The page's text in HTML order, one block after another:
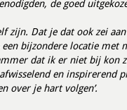
de goed
zijn. Dat je dat ook zei
bijzondere locatie met
dat ik er niet bij kon
en
over je hart volgen’.